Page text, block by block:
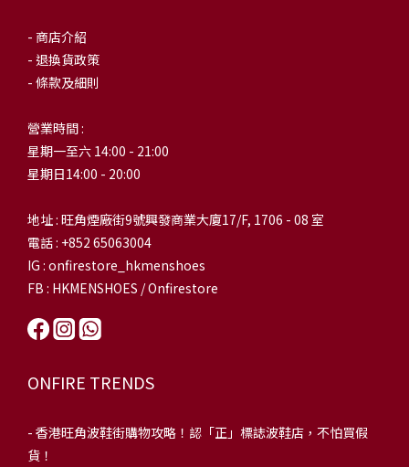
- 商店介紹
- 退換貨政策
- 條款及細則
營業時間 :
星期一至六 14:00 - 21:00
星期日14:00 - 20:00
地址 : 旺角煙廠街9號興發商業大廈17/F, 1706 - 08 室
電話 : +852 65063004
IG : onfirestore_hkmenshoes
FB : HKMENSHOES / Onfirestore
ONFIRE TRENDS
- 香港旺角波鞋街購物攻略！認「正」標誌波鞋店，不怕買假
貨！